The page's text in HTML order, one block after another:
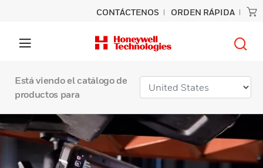
CONTÁCTENOS ORDEN RÁPIDA
Está viendo el catálogo de
productos para